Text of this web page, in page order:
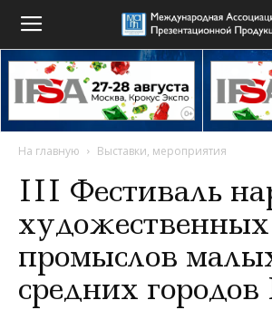
На главную Выставки, мероприятия
III Фестиваль
художественных
промыслов
средних городов